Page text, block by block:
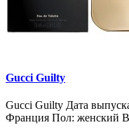
Gucci Guilty
Gucci Guilty Дата
Франция Пол: женский